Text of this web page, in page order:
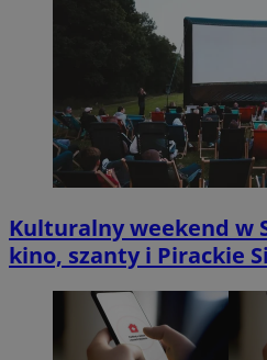
Kulturalny weekend w
kino, szanty i Pirackie